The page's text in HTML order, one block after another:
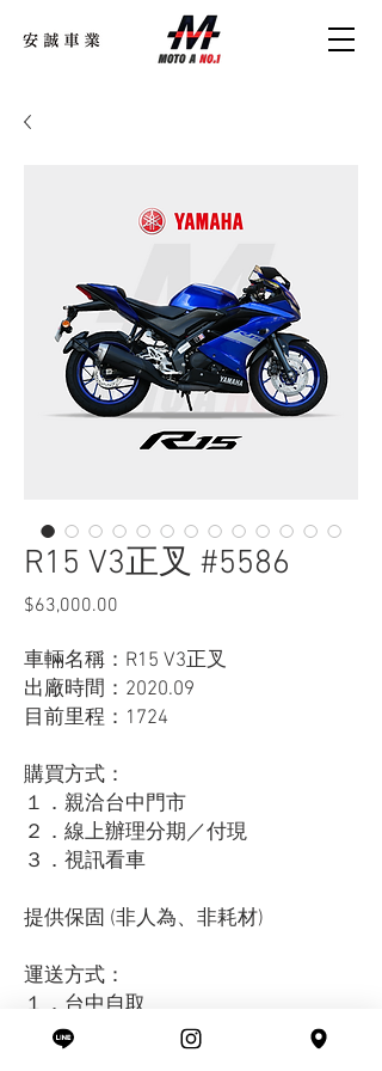
R15 V3正叉 #5586
$63,000.00
車輛名稱：R15 V3正叉
出廠時間：2020.09
目前里程：1724
購買方式：
１．親洽台中門市
２．線上辦理分期／付現
３．視訊看車
提供保固 (非人為、非耗材)
運送方式：
１．台中自取
２．外縣市托運